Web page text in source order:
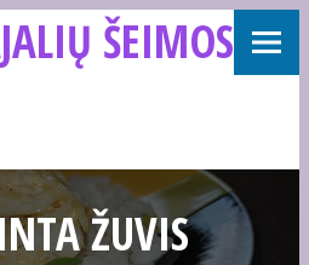
ŠEIMOS
ŽUVIS